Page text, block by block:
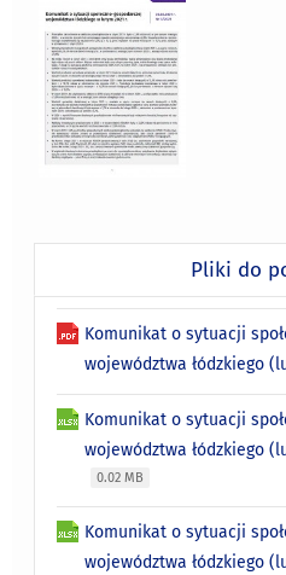
Pliki do
Komunikat o sytuacji
województwa łódzkiego
Komunikat o sytuacji
województwa łódzkiego
0.02 MB
Komunikat o sytuacji
województwa łódzkiego